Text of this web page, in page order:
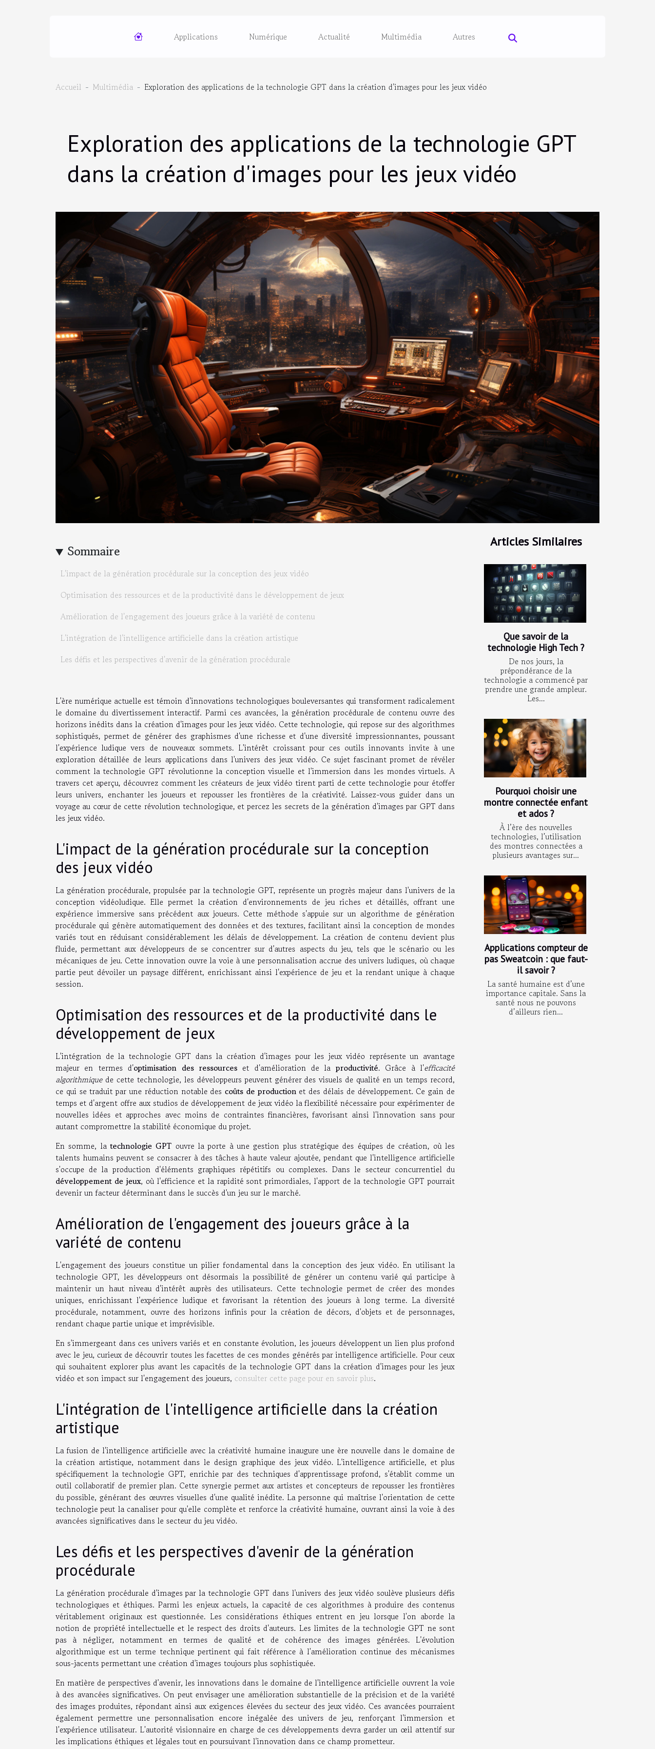
Applications Numérique Actualité Multimédia Autres
Accueil Multimédia Exploration des applications de la technologie GPT dans la création d'images pour les jeux vidéo
Exploration des applications de la technologie GPT
dans la création d'images pour les jeux vidéo
Sommaire
L'impact de la génération procédurale sur la conception des jeux vidéo
Optimisation des ressources et de la productivité dans le développement de jeux
Amélioration de l'engagement des joueurs grâce à la variété de contenu
L'intégration de l'intelligence artificielle dans la création artistique
Les défis et les perspectives d'avenir de la génération procédurale
L'ère numérique actuelle est témoin d'innovations technologiques bouleversantes qui transforment radicalement
le domaine du divertissement interactif. Parmi ces avancées, la génération procédurale de contenu ouvre des
horizons inédits dans la création d'images pour les jeux vidéo. Cette technologie, qui repose sur des algorithmes
sophistiqués, permet de générer des graphismes d'une richesse et d'une diversité impressionnantes, poussant
l'expérience ludique vers de nouveaux sommets. L'intérêt croissant pour ces outils innovants invite à une
exploration détaillée de leurs applications dans l'univers des jeux vidéo. Ce sujet fascinant promet de révéler
comment la technologie GPT révolutionne la conception visuelle et l'immersion dans les mondes virtuels. A
travers cet aperçu, découvrez comment les créateurs de jeux vidéo tirent parti de cette technologie pour étoffer
leurs univers, enchanter les joueurs et repousser les frontières de la créativité. Laissez-vous guider dans un
voyage au cœur de cette révolution technologique, et percez les secrets de la génération d'images par GPT dans
les jeux vidéo.
L'impact de la génération procédurale sur la conception
des jeux vidéo
La génération procédurale, propulsée par la technologie GPT, représente un progrès majeur dans l'univers de la
conception vidéoludique. Elle permet la création d'environnements de jeu riches et détaillés, offrant une
expérience immersive sans précédent aux joueurs. Cette méthode s'appuie sur un algorithme de génération
procédurale qui génère automatiquement des données et des textures, facilitant ainsi la conception de mondes
variés tout en réduisant considérablement les délais de développement. La création de contenu devient plus
fluide, permettant aux développeurs de se concentrer sur d'autres aspects du jeu, tels que le scénario ou les
mécaniques de jeu. Cette innovation ouvre la voie à une personnalisation accrue des univers ludiques, où chaque
partie peut dévoiler un paysage différent, enrichissant ainsi l'expérience de jeu et la rendant unique à chaque
session.
Optimisation des ressources et de la productivité dans le
développement de jeux
L'intégration de la technologie GPT dans la création d'images pour les jeux vidéo représente un avantage
majeur en termes d'optimisation des ressourceset d'amélioration de la productivité. Grâce à l'efficacité
algorithmiquede cette technologie, les développeurs peuvent générer des visuels de qualité en un temps record,
ce qui se traduit par une réduction notable des coûts de productionet des délais de développement. Ce gain de
temps et d'argent offre aux studios de développement de jeux vidéo la flexibilité nécessaire pour expérimenter de
nouvelles idées et approches avec moins de contraintes financières, favorisant ainsi l'innovation sans pour
autant compromettre la stabilité économique du projet.
En somme, latechnologie GPT ouvre la porte à une gestion plus stratégique des équipes de création, où les
talents humains peuvent se consacrer à des tâches à haute valeur ajoutée, pendant que l'intelligence artificielle
s'occupe de la production d'éléments graphiques répétitifs ou complexes. Dans le secteur concurrentiel du
développement de jeux, où l'efficience et la rapidité sont primordiales, l'apport de la technologie GPT pourrait
devenir un facteur déterminant dans le succès d'un jeu sur le marché.
Amélioration de l'engagement des joueurs grâce à la
variété de contenu
L'engagement des joueurs constitue un pilier fondamental dans la conception des jeux vidéo. En utilisant la
technologie GPT, les développeurs ont désormais la possibilité de générer un contenu varié qui participe à
maintenir un haut niveau d'intérêt auprès des utilisateurs. Cette technologie permet de créer des mondes
uniques, enrichissant l'expérience ludique et favorisant la rétention des joueurs à long terme. La diversité
procédurale, notamment, ouvre des horizons infinis pour la création de décors, d'objets et de personnages,
rendant chaque partie unique et imprévisible.
En s'immergeant dans ces univers variés et en constante évolution, les joueurs développent un lien plus profond
avec le jeu, curieux de découvrir toutes les facettes de ces mondes générés par intelligence artificielle. Pour ceux
qui souhaitent explorer plus avant les capacités de la technologie GPT dans la création d'images pour les jeux
vidéo et son impact sur l'engagement des joueurs, consulter cette page pour en savoir plus.
L'intégration de l'intelligence artificielle dans la création
artistique
La fusion de l'intelligence artificielle avec la créativité humaine inaugure une ère nouvelle dans le domaine de
la création artistique, notamment dans le design graphique des jeux vidéo. L'intelligence artificielle, et plus
spécifiquement la technologie GPT, enrichie par des techniques d'apprentissage profond, s'établit comme un
outil collaboratif de premier plan. Cette synergie permet aux artistes et concepteurs de repousser les frontières
du possible, générant des œuvres visuelles d'une qualité inédite. La personne qui maîtrise l'orientation de cette
technologie peut la canaliser pour qu'elle complète et renforce la créativité humaine, ouvrant ainsi la voie à des
avancées significatives dans le secteur du jeu vidéo.
Les défis et les perspectives d'avenir de la génération
procédurale
La génération procédurale d'images par la technologie GPT dans l'univers des jeux vidéo soulève plusieurs défis
technologiques et éthiques. Parmi les enjeux actuels, la capacité de ces algorithmes à produire des contenus
véritablement originaux est questionnée. Les considérations éthiques entrent en jeu lorsque l'on aborde la
notion de propriété intellectuelle et le respect des droits d'auteurs. Les limites de la technologie GPT ne sont
pas à négliger, notamment en termes de qualité et de cohérence des images générées. L'évolution
algorithmique est un terme technique pertinent qui fait référence à l'amélioration continue des mécanismes
sous-jacents permettant une création d'images toujours plus sophistiquée.
En matière de perspectives d'avenir, les innovations dans le domaine de l'intelligence artificielle ouvrent la voie
à des avancées significatives. On peut envisager une amélioration substantielle de la précision et de la variété
des images produites, répondant ainsi aux exigences élevées du secteur des jeux vidéo. Ces avancées pourraient
également permettre une personnalisation encore inégalée des univers de jeu, renforçant l'immersion et
l'expérience utilisateur. L'autorité visionnaire en charge de ces développements devra garder un œil attentif sur
les implications éthiques et légales tout en poursuivant l'innovation dans ce champ prometteur.
Articles Similaires
Que savoir de la
technologie High Tech ?
De nos jours, la
prépondérance de la
technologie a commencé par
prendre une grande ampleur.
Les...
Pourquoi choisir une
montre connectée enfant
et ados ?
À l’ère des nouvelles
technologies, l’utilisation
des montres connectées a
plusieurs avantages sur...
Applications compteur de
pas Sweatcoin : que faut-
il savoir ?
La santé humaine est d’une
importance capitale. Sans la
santé nous ne pouvons
d’ailleurs rien...